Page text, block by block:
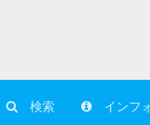
検索 インフ